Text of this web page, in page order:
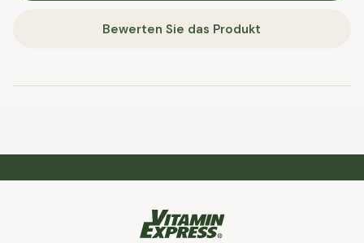
Bewerten Sie das Produkt